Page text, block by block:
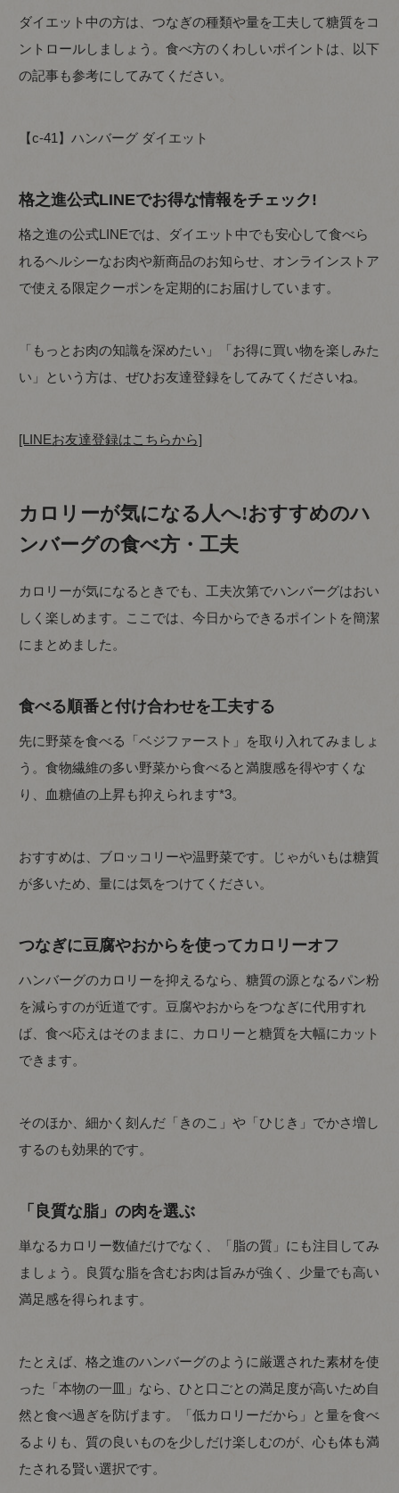
ダイエット中の方は、つなぎの種類や量を工夫して糖質をコ
ントロールしましょう。食べ方のくわしいポイントは、以下
の記事も参考にしてみてください。
【c-41】ハンバーグ ダイエット
格之進公式LINEでお得な情報をチェック!
格之進の公式LINEでは、ダイエット中でも安心して食べら
れるヘルシーなお肉や新商品のお知らせ、オンラインストア
で使える限定クーポンを定期的にお届けしています。
「もっとお肉の知識を深めたい」「お得に買い物を楽しみた
い」という方は、ぜひお友達登録をしてみてくださいね。
[LINEお友達登録はこちらから]
カロリーが気になる人へ!おすすめのハ
ンバーグの食べ方・工夫
カロリーが気になるときでも、工夫次第でハンバーグはおい
しく楽しめます。ここでは、今日からできるポイントを簡潔
にまとめました。
食べる順番と付け合わせを工夫する
先に野菜を食べる「ベジファースト」を取り入れてみましょ
う。食物繊維の多い野菜から食べると満腹感を得やすくな
り、血糖値の上昇も抑えられます*3。
おすすめは、ブロッコリーや温野菜です。じゃがいもは糖質
が多いため、量には気をつけてください。
つなぎに豆腐やおからを使ってカロリーオフ
ハンバーグのカロリーを抑えるなら、糖質の源となるパン粉
を減らすのが近道です。豆腐やおからをつなぎに代用すれ
ば、食べ応えはそのままに、カロリーと糖質を大幅にカット
できます。
そのほか、細かく刻んだ「きのこ」や「ひじき」でかさ増し
するのも効果的です。
「良質な脂」の肉を選ぶ
単なるカロリー数値だけでなく、「脂の質」にも注目してみ
ましょう。良質な脂を含むお肉は旨みが強く、少量でも高い
満足感を得られます。
たとえば、格之進のハンバーグのように厳選された素材を使
った「本物の一皿」なら、ひと口ごとの満足度が高いため自
然と食べ過ぎを防げます。「低カロリーだから」と量を食べ
るよりも、質の良いものを少しだけ楽しむのが、心も体も満
たされる賢い選択です。